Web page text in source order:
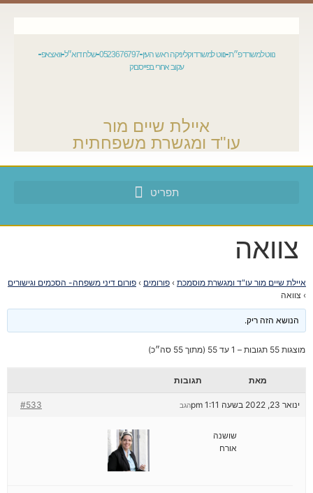
נווט למשרד פ״ת נווט למשרד וקליניקה ראש העין 0523676797 שלח דוא״ל וואצאפ
עקוב אחרי בפייסבוק
איילת שיים מור
עו"ד ומגשרת משפחתית
צוואה
איילת שיים מור עו"ד ומגשרת מוסמכת › פורומים › פורום דיני משפחה- הסכמים וגישורים
› צוואה
הנושא הזה ריק.
מוצגות 55 תגובות – 1 עד 55 (מתוך 55 סה״כ)
מאת תגובות
ינואר 23, 2022 בשעה 1:11 pm #533 הגב
שושנה
אורח